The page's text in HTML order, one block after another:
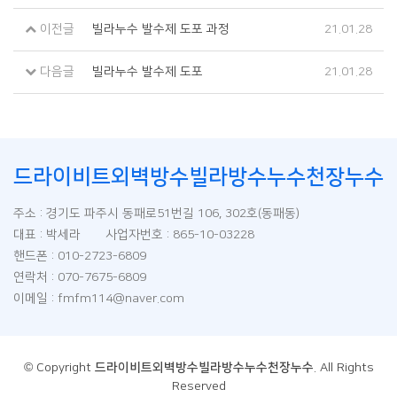
이전글 빌라누수 발수제 도포 과정 21.01.28
다음글 빌라누수 발수제 도포 21.01.28
드라이비트외벽방수빌라방수누수천장누수
주소 : 경기도 파주시 동패로51번길 106, 302호(동패동)
대표 : 박세라 사업자번호 : 865-10-03228
핸드폰 : 010-2723-6809
연락처 : 070-7675-6809
이메일 : fmfm114@naver.com
© Copyright 드라이비트외벽방수빌라방수누수천장누수 . All Rights
Reserved